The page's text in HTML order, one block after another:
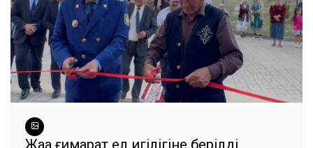
Жаңа ғимарат ел игілігіне берілді